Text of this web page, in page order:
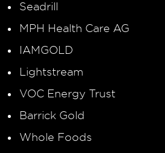
Seadrill
MPH Health Care AG
IAMGOLD
Lightstream
VOC Energy Trust
Barrick Gold
Whole Foods